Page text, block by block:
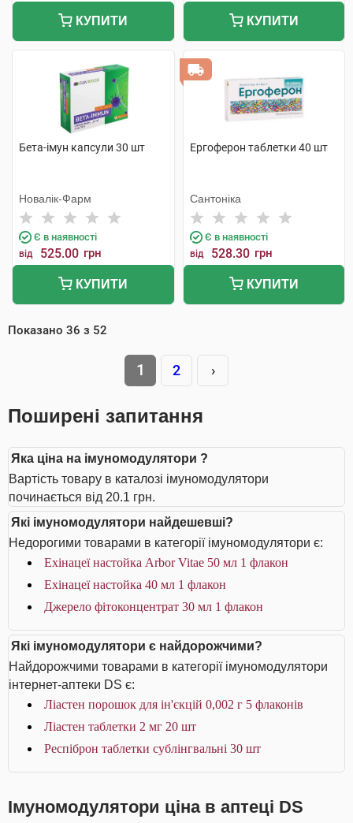
КУПИТИ КУПИТИ
Бета-імун капсули 30 шт
Новалік-Фарм
Є в наявності
від 525.00 грн
КУПИТИ
Ергоферон таблетки 40 шт
Сантоніка
Є в наявності
від 528.30 грн
КУПИТИ
Показано 36 з 52
1 2 ›
Поширені запитання
Яка ціна на імуномодулятори ?
Вартість товару в каталозі імуномодулятори
починається від 20.1 грн.
Які імуномодулятори найдешевші?
Недорогими товарами в категорії імуномодулятори є:
Ехінацеї настойка Arbor Vitae 50 мл 1 флакон
Ехінацеї настойка 40 мл 1 флакон
Джерело фітоконцентрат 30 мл 1 флакон
Які імуномодулятори є найдорожчими?
Найдорожчими товарами в категорії імуномодулятори
інтернет-аптеки DS є:
Ліастен порошок для ін'єкцій 0,002 г 5 флаконів
Ліастен таблетки 2 мг 20 шт
Респіброн таблетки сублінгвальні 30 шт
Імуномодулятори ціна в аптеці DS